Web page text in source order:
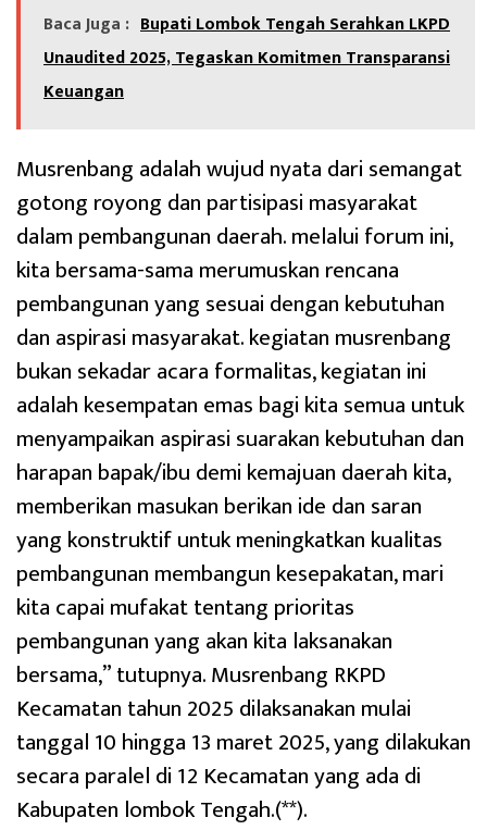
Baca Juga : Bupati Lombok Tengah Serahkan LKPD
Unaudited 2025, Tegaskan Komitmen Transparansi
Keuangan
Musrenbang adalah wujud nyata dari semangat
gotong royong dan partisipasi masyarakat
dalam pembangunan daerah. melalui forum ini,
kita bersama-sama merumuskan rencana
pembangunan yang sesuai dengan kebutuhan
dan aspirasi masyarakat. kegiatan musrenbang
bukan sekadar acara formalitas, kegiatan ini
adalah kesempatan emas bagi kita semua untuk
menyampaikan aspirasi suarakan kebutuhan dan
harapan bapak/ibu demi kemajuan daerah kita,
memberikan masukan berikan ide dan saran
yang konstruktif untuk meningkatkan kualitas
pembangunan membangun kesepakatan, mari
kita capai mufakat tentang prioritas
pembangunan yang akan kita laksanakan
bersama,” tutupnya. Musrenbang RKPD
Kecamatan tahun 2025 dilaksanakan mulai
tanggal 10 hingga 13 maret 2025, yang dilakukan
secara paralel di 12 Kecamatan yang ada di
Kabupaten lombok Tengah.(**).